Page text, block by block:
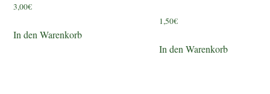
3,00€
In den Warenkorb
1,50€
In den Warenkorb